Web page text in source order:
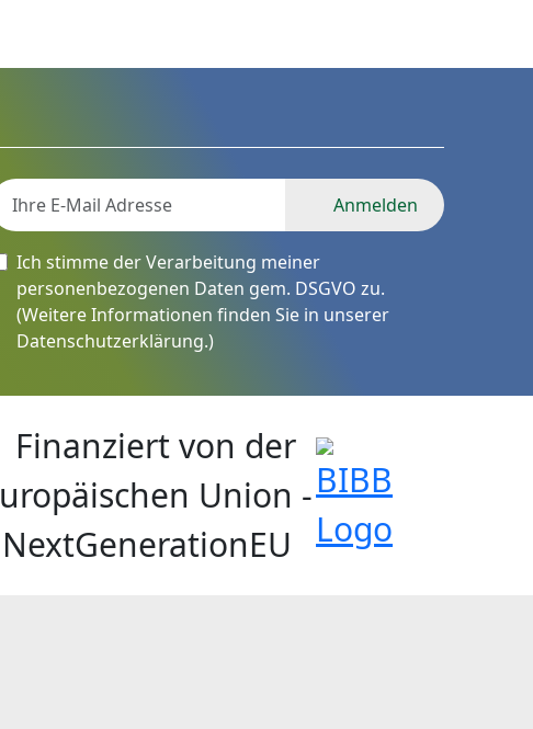
Anmelden
Ich stimme der Verarbeitung meiner
personenbezogenen Daten gem. DSGVO zu.
(Weitere Informationen finden Sie in unserer
Datenschutzerklärung.)